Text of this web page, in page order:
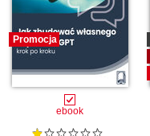
Promocja
ebook